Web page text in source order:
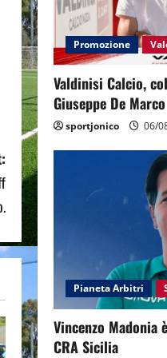
Promozione
Valdinisi Calcio,
Giuseppe De Marco
sportjonico 06/
Pianeta Arbitri
Vincenzo Madonia
CRA Sicilia